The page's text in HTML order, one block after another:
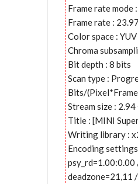
Frame rate mode
Frame rate :
Color space : YUV
Chroma
Bit depth : 8 bits
Scan type :
Bits/
Stream size : 2.94
Title : [MINI
Writing library :
Encoding
deadzone=21,11